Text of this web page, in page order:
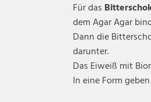
Für das
dem Agar Agar
Dann die
darunter.
Das Eiweiß mit
In eine Form